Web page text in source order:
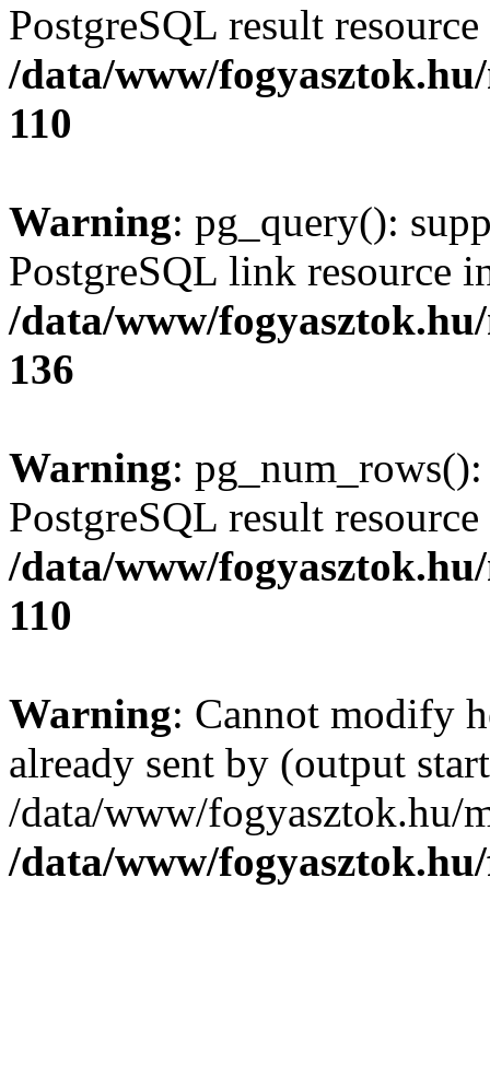
PostgreSQL result
/data/www/
110
Warning: pg_query():
PostgreSQL link resource
/data/www/
136
Warning:
PostgreSQL result
/data/www/
110
Warning: Cannot modify
already sent by (output
/data/www/fogyasztok.hu/
/data/www/